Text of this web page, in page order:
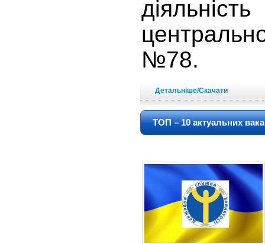
№78.
Детальніше/Скачати
ТОП – 10 актуальних